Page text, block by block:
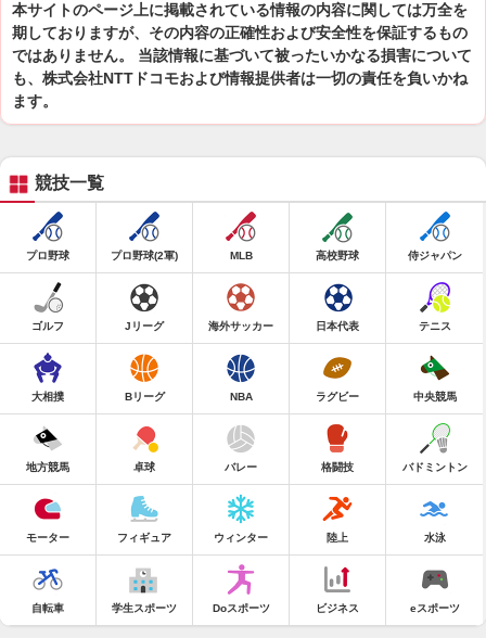
本サイトのページ上に掲載されている情報の内容に関しては万全を
期しておりますが、その内容の正確性および安全性を保証するもの
ではありません。 当該情報に基づいて被ったいかなる損害について
も、株式会社NTTドコモおよび情報提供者は一切の責任を負いかね
ます。
競技一覧
プロ野球 プロ野球(2軍) MLB 高校野球 侍ジャパン
ゴルフ Jリーグ 海外サッカー 日本代表 テニス
大相撲 Bリーグ NBA ラグビー 中央競馬
地方競馬 卓球 バレー 格闘技 バドミントン
モーター フィギュア ウィンター 陸上 水泳
自転車 学生スポーツ Doスポーツ ビジネス eスポーツ